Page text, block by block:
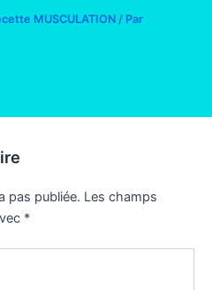
MUSCULATION / Par
pas publiée. Les champs
*